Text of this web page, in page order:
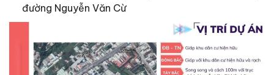
đường Nguyễn Văn Cừ